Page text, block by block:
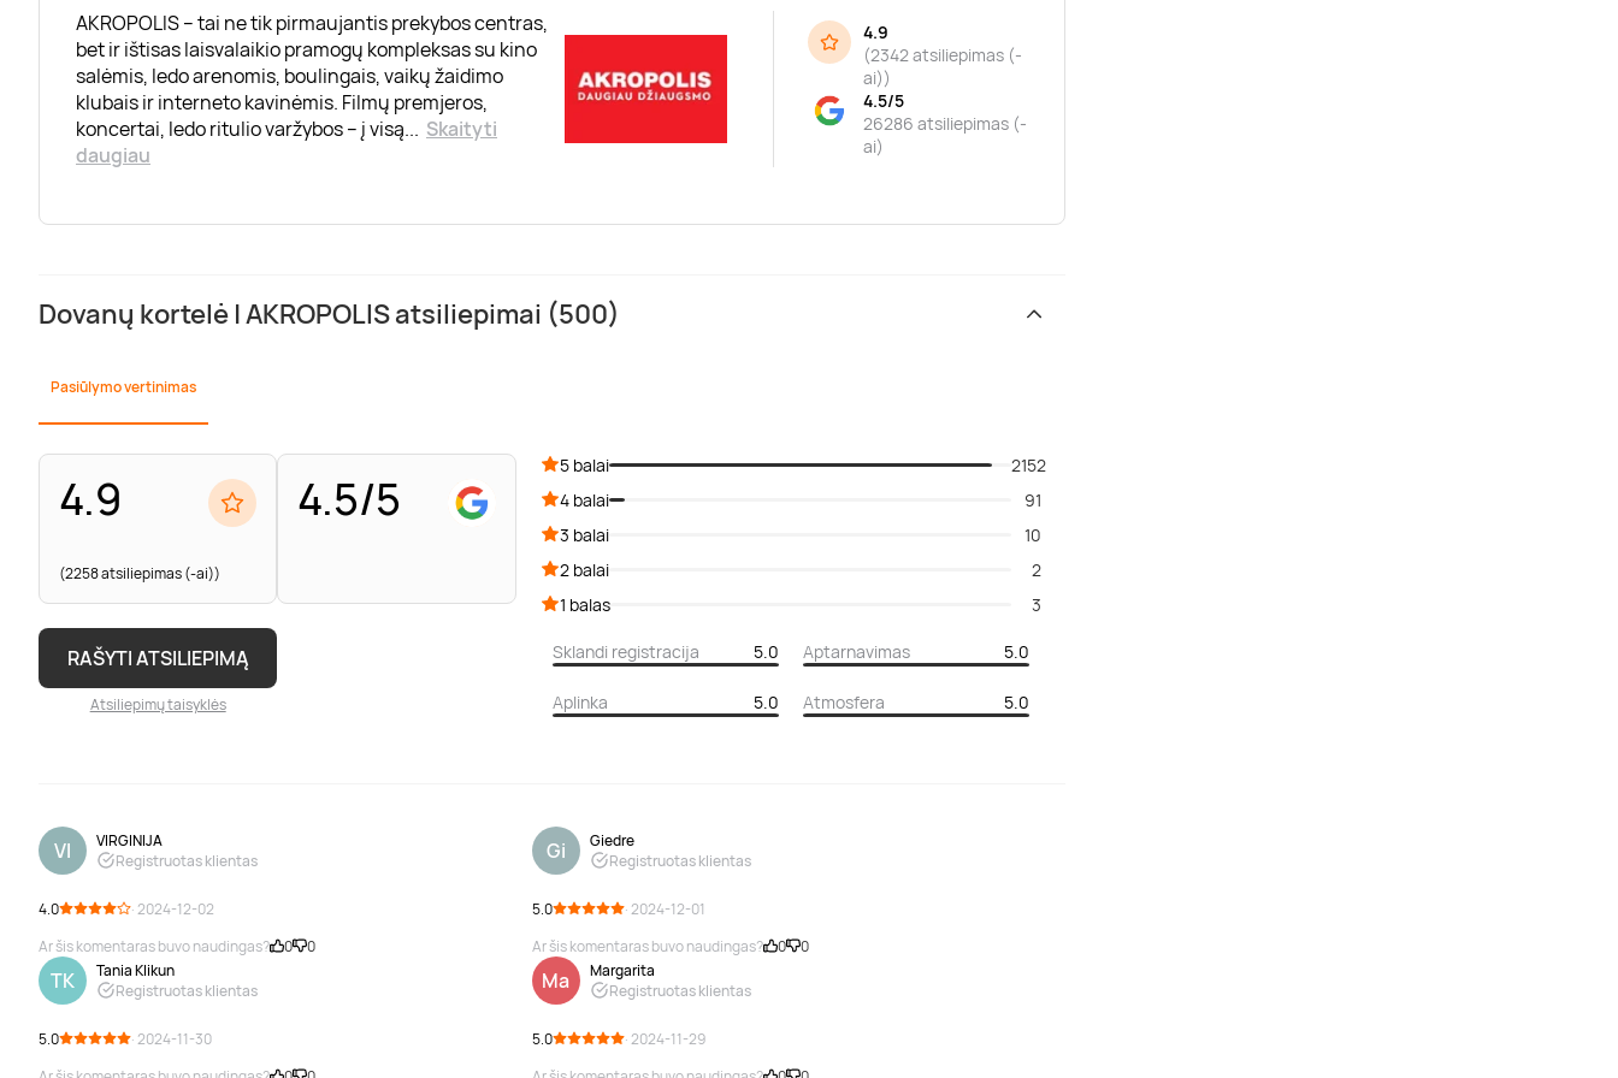
AKROPOLIS – tai ne tik pirmaujantis prekybos centras,
bet ir ištisas laisvalaikio pramogų kompleksas su kino
salėmis, ledo arenomis, boulingais, vaikų žaidimo
klubais ir interneto kavinėmis. Filmų premjeros,
koncertai, ledo ritulio varžybos – į visą... Skaityti
daugiau
4.9
(2342 atsiliepimas (-
ai))
4.5/5
26286 atsiliepimas (-
ai)
Dovanų kortelė | AKROPOLIS atsiliepimai (500)
Pasiūlymo vertinimas
4.9
(2258 atsiliepimas (-ai))
4.5/5
RAŠYTI ATSILIEPIMĄ
Atsiliepimų taisyklės
5 balai
2152
4 balai
91
3 balai
10
2 balai
2
1 balas
3
Sklandi registracija 5.0 Aptarnavimas 5.0
Aplinka 5.0 Atmosfera 5.0
VI
VIRGINIJA
Registruotas klientas
4.0
· 2024-12-02
Ar šis komentaras buvo naudingas?
0 0
Gi
Giedre
Registruotas klientas
5.0
· 2024-12-01
Ar šis komentaras buvo naudingas?
0 0
TK
Tania Klikun
Registruotas klientas
5.0
· 2024-11-30
Ma
Margarita
Registruotas klientas
5.0
· 2024-11-29